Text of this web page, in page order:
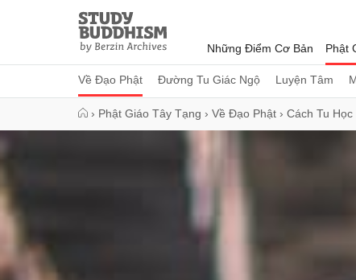
Study
Buddhism
Home
Những Điểm Cơ Bản Phật
Về Đạo Phật Đường Tu Giác Ngộ Luyện Tâm
› Phật Giáo Tây Tạng › Về Đạo Phật › Cách Tu